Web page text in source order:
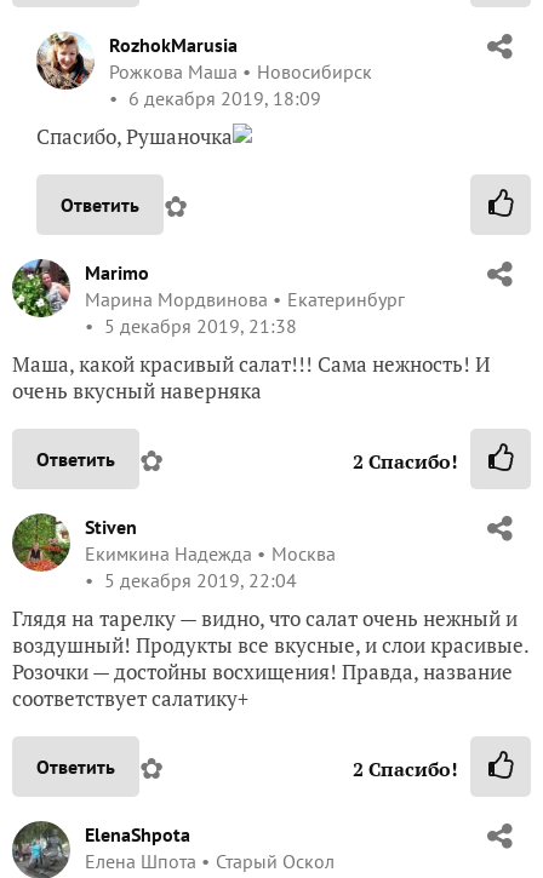
RozhokMarusia
Рожкова Маша
Новосибирск
6 декабря 2019, 18:09
Спасибо, Рушаночка
Ответить ✿
Marimo
Марина Мордвинова
Екатеринбург
5 декабря 2019, 21:38
Маша, какой красивый салат!!! Сама нежность! И
очень вкусный наверняка
Ответить ✿ 2 Спасибо!
Stiven
Екимкина Надежда
Москва
5 декабря 2019, 22:04
Глядя на тарелку — видно, что салат очень нежный и
воздушный! Продукты все вкусные, и слои красивые.
Розочки — достойны восхищения! Правда, название
соответствует салатику+
Ответить ✿ 2 Спасибо!
ElenaShpota
Елена Шпота
Старый Оскол